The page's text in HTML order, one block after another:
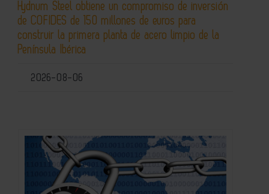
Hydnum Steel obtiene un compromiso de inversión
de COFIDES de 150 millones de euros para
construir la primera planta de acero limpio de la
Península Ibérica
2026-08-06